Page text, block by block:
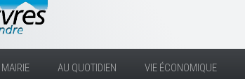
AU QUOTIDIEN VIE ÉCONOMIQUE